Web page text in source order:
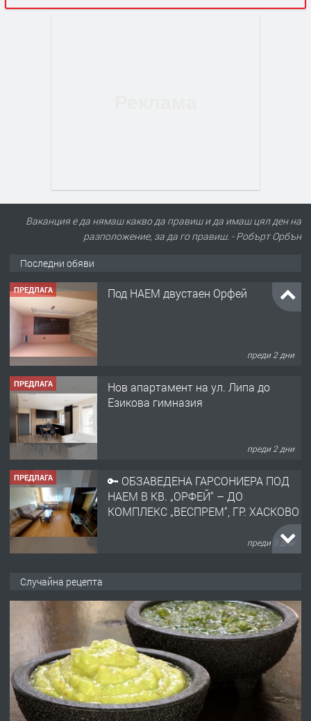
Ваканция е да нямаш какво да правиш и да имаш цял ден на
разположение, за да го правиш. - Робърт Орбън
Последни обяви
ПРЕДЛАГА Под НАЕМ двустаен Орфей
преди 2 дни
ПРЕДЛАГА
Нов апартамент на ул. Липа до
Езикова гимназия
преди 2 дни
ПРЕДЛАГА
🔑 ОБЗАВЕДЕНА ГАРСОНИЕРА ПОД
НАЕМ В КВ. „ОРФЕЙ“ – ДО
КОМПЛЕКС „ВЕСПРЕМ“, ГР. ХАСКОВО
преди 3 дни
АПАРТАМЕНТ В ЦЕНТЪРА НА ГР.
ХАСКОВО
преди 4 дни
ПРЕДЛАГА Давам гараж под наем
Случайна рецепта